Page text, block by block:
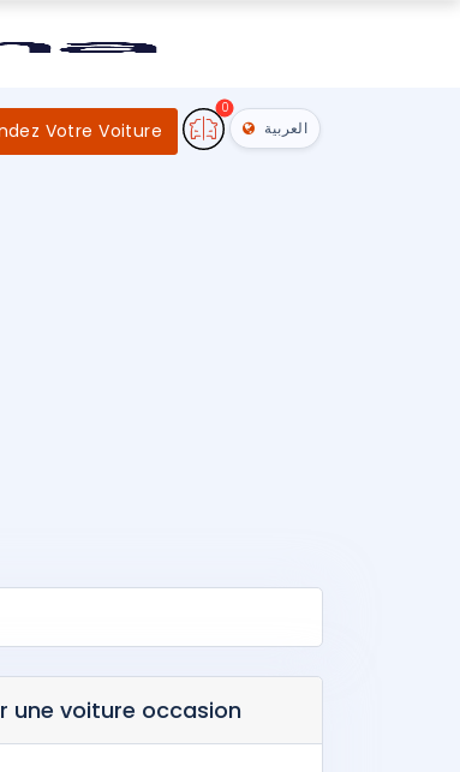
Votre Voiture
0
العربية
une voiture occasion